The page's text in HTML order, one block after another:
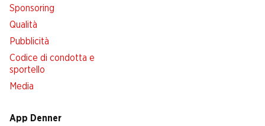
Sponsoring
Qualità
Pubblicità
Codice di condotta e
sportello
Media
App Denner